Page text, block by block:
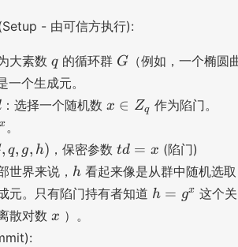
- 由可信方执行):
大素数 q
q的循环群 G
G（例如，一个椭圆
一个生成元。
：选择一个随机数 x
n
Z
_
x ∈ Zq 作为陷门。
x 。
, q, g, h) ，保密参数t
d
=
x
td = x (陷门)
世界来说， h
h 看起来像是从群中随机选取
元。只有陷门持有者知道 h
h = gx 这个关
散对数 x
x ）。